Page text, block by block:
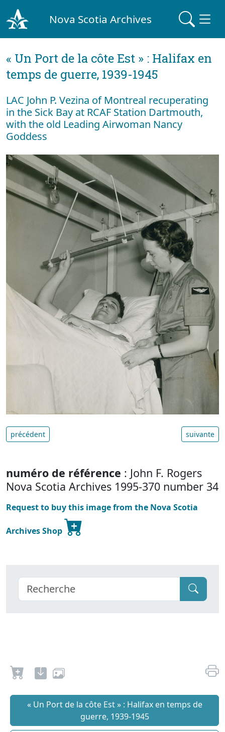
Nova Scotia Archives
« Un Port de la côte Est » : Halifax en
temps de guerre, 1939-1945
LAC John P. Vezina of Montreal recuperating
in the Sick Bay at RCAF Station Dartmouth,
with the old Leading Airwoman Nancy
Goddess
précédent suivante
numéro de référence : John F. Rogers
Nova Scotia Archives 1995-370 number 34
Request to buy this image from the Nova Scotia
Archives Shop
« Un Port de la côte Est » : Halifax en temps de
guerre, 1939-1945